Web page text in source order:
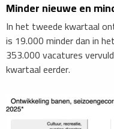
​Minder nieuwe en
In het tweede kwartaal
is 19.000 minder dan in
353.000 vacatures
kwartaal eerder.